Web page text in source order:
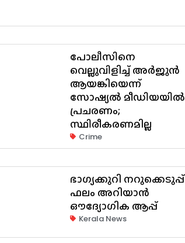
പോലീസിനെ
വെല്ലുവിളിച്ച് അർജുൻ
ആയങ്കിയെന്ന്
സോഷ്യൽ മീഡിയയിൽ
പ്രചരണം;
സ്ഥിരീകരണമില്ല
Crime
ഭാഗ്യക്കുറി നറുക്കെടുപ്പ്
ഫലം അറിയാൻ
ഔദ്യോഗിക ആപ്പ്
Kerala News